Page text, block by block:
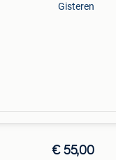
Gisteren
€ 55,00